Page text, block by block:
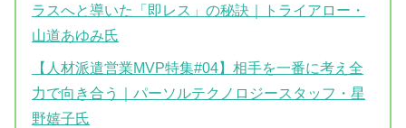
ラスへと導いた「即レス」の秘訣｜トライアロー・
山道あゆみ氏
【人材派遣営業MVP特集#04】相手を一番に考え全
力で向き合う｜パーソルテクノロジースタッフ・星
野嬉子氏